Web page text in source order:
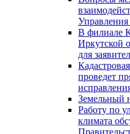
Управления
В филиале
Иркутской
для
проведет
Земельный
Работу по
климата